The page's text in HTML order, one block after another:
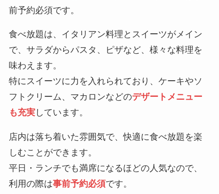
前予約必須です。
食べ放題は、イタリアン料理とスイーツがメイン
で、サラダからパスタ、ピザなど、様々な料理を
味わえます。
特にスイーツに力を入れられており、ケーキやソ
フトクリーム、マカロンなどのデザートメニュー
も充実しています。
店内は落ち着いた雰囲気で、快適に食べ放題を楽
しむことができます。
平日・ランチでも満席になるほどの人気なので、
利用の際は事前予約必須です。